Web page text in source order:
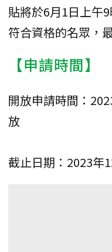
貼將於6月1日上午
符合資格的名眾，
【申請時間】
開放申請時間：
放
截止日期：2023年